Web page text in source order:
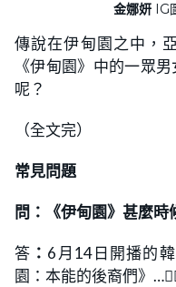
金娜妍
傳說在伊甸園之中，
《伊甸園》中的一眾
呢？
（全文完）
常見問題
問：《伊甸園》甚麼時
答 ： 6月14日開播的
園：本能的後裔們》